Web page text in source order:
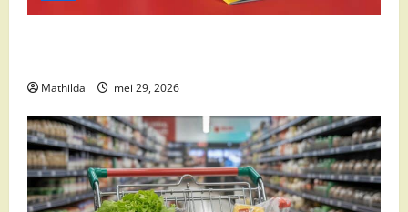
Mathilda mei 29, 2026